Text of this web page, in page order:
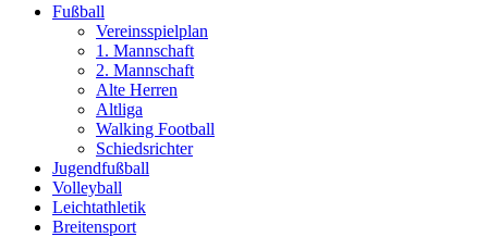
Fußball
Vereinsspielplan
1. Mannschaft
2. Mannschaft
Alte Herren
Altliga
Walking Football
Schiedsrichter
Jugendfußball
Volleyball
Leichtathletik
Breitensport